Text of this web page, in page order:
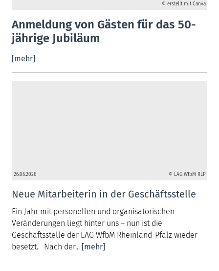
© erstellt mit Canva
Anmeldung von Gästen für das 50-
jährige Jubiläum
[mehr]
26.06.2026 © LAG WfbM RLP
Neue Mitarbeiterin in der Geschäftsstelle
Ein Jahr mit personellen und organisatorischen
Veränderungen liegt hinter uns – nun ist die
Geschäftsstelle der LAG WfbM Rheinland-Pfalz wieder
besetzt. Nach der... [mehr]